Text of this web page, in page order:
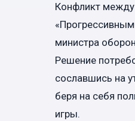
Конфликт
министра
Решение
сославшись на
беря на себя
игры.